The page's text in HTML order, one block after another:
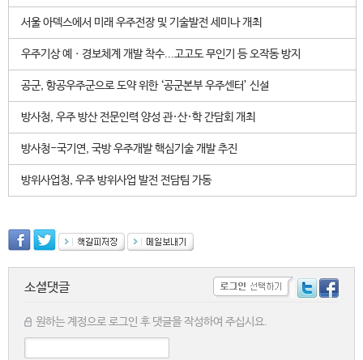
서울 아덱스에서 미래 우주전장 및 기술발전 세미나 개최
우주기상 예ㆍ경보체계 개발 착수...고고도 무인기 등 오작동 방지
공군, 항공우주군으로 도약 위한 ‘공군본부 우주센터’ 신설
방사청, 우주 방산 전문인력 양성 관·산·학 간담회 개최
방사청-국기연, 국방 우주개발 핵심기술 개발 추진
방위사업청, 우주 방위사업 발전 전담팀 가동
소셜댓글
원하는 계정으로 로그인 후 댓글을 작성하여 주십시요.